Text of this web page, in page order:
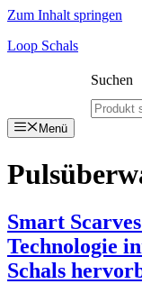
Zum Inhalt springen
Loop Schals
Suchen
Menü
Smart
Technologie
Schals